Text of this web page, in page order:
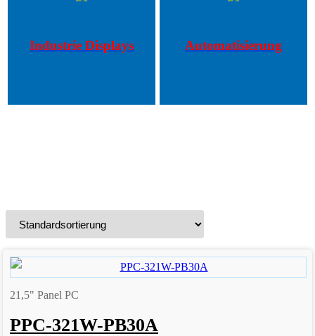
Industrie Displays Automatisierung
21,5" Panel PC
PPC-321W-PB30A